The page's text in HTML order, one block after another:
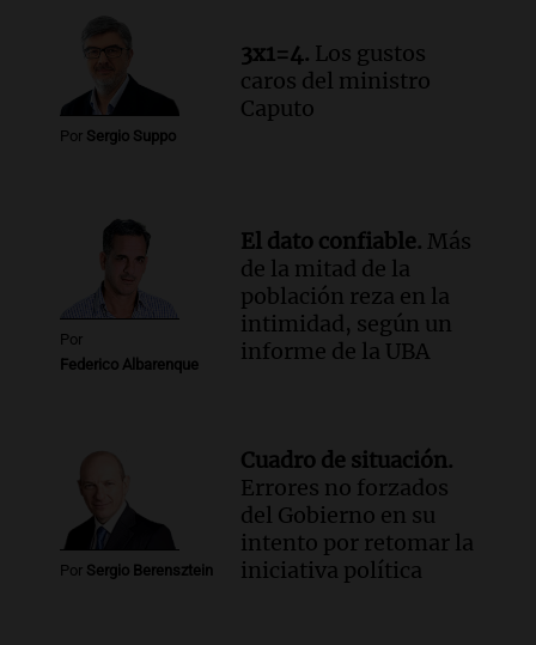
Una mañana para todos
Episodios
Audio.Chile planteó mejorar la
conectividad fronteriza, aérea y digital
con Jujuy
Por Sergio Suppo
3x1=4. Los gustos
caros del ministro
Caputo
Por
Federico Albarenque
El dato confiable. Más
de la mitad de la
población reza en la
intimidad, según un
informe de la UBA
Por Sergio Berensztein
Cuadro de situación.
Errores no forzados
del Gobierno en su
intento por retomar la
iniciativa política